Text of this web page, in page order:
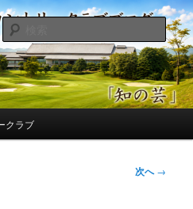
ークラブ総支配人
ースの改修・更新作業、ゴルフに関する随
します。
検
索
クラブ
次へ→